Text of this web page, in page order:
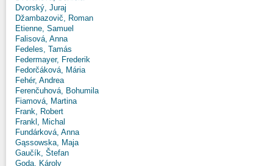
Dvorský, Juraj
Džambazovič, Roman
Etienne, Samuel
Falisová, Anna
Fedeles, Tamás
Federmayer, Frederik
Fedorčáková, Mária
Fehér, Andrea
Ferenčuhová, Bohumila
Fiamová, Martina
Frank, Robert
Frankl, Michal
Fundárková, Anna
Gąssowska, Maja
Gaučík, Štefan
Goda, Károly